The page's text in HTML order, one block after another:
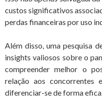
custos significativos
perdas financeiras por uso
Além disso, uma pesquisa
insights valiosos sobre o
compreender melhor o
relação aos concorrentes
diferenciar-se de forma